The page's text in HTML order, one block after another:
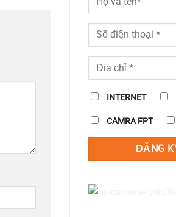
INTERNET
CAMRA FPT